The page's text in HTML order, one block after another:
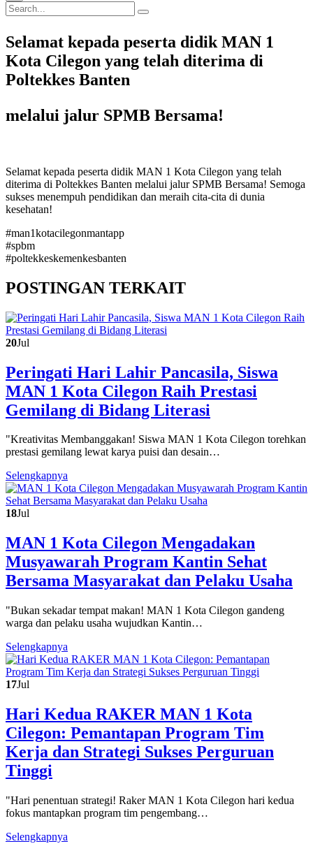
Selamat kepada peserta didik MAN 1
Kota Cilegon yang telah diterima di
Poltekkes Banten
melalui jalur SPMB Bersama!
Selamat kepada peserta didik MAN 1 Kota Cilegon yang telah
diterima di Poltekkes Banten melalui jalur SPMB Bersama! Semoga
sukses menempuh pendidikan dan meraih cita-cita di dunia
kesehatan!
#man1kotacilegonmantapp
#spbm
#poltekkeskemenkesbanten
POSTINGAN TERKAIT
20Jul
Peringati Hari Lahir Pancasila, Siswa
MAN 1 Kota Cilegon Raih Prestasi
Gemilang di Bidang Literasi
"Kreativitas Membanggakan! Siswa MAN 1 Kota Cilegon torehkan
prestasi gemilang lewat karya puisi dan desain…
Selengkapnya
18Jul
MAN 1 Kota Cilegon Mengadakan
Musyawarah Program Kantin Sehat
Bersama Masyarakat dan Pelaku Usaha
"Bukan sekadar tempat makan! MAN 1 Kota Cilegon gandeng
warga dan pelaku usaha wujudkan Kantin…
Selengkapnya
17Jul
Hari Kedua RAKER MAN 1 Kota
Cilegon: Pemantapan Program Tim
Kerja dan Strategi Sukses Perguruan
Tinggi
"Hari penentuan strategi! Raker MAN 1 Kota Cilegon hari kedua
fokus mantapkan program tim pengembang…
Selengkapnya